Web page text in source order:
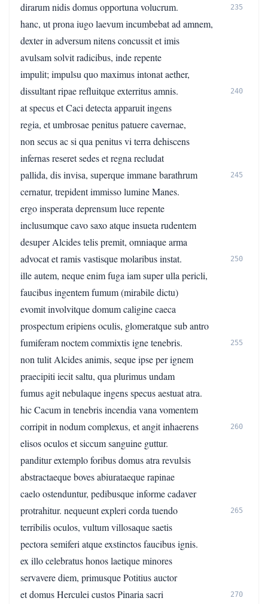
dirarum nidis domus opportuna volucrum. 235
hanc, ut prona iugo laevum incumbebat ad amnem,
dexter in adversum nitens concussit et imis
avulsam solvit radicibus, inde repente
impulit; impulsu quo maximus intonat aether,
dissultant ripae refluitque exterritus amnis.
240
at specus et Caci detecta apparuit ingens
regia, et umbrosae penitus patuere cavernae,
non secus ac si qua penitus vi terra dehiscens
infernas reseret sedes et regna recludat
pallida, dis invisa, superque immane barathrum
245
cernatur, trepident immisso lumine Manes.
ergo insperata deprensum luce repente
inclusumque cavo saxo atque insueta rudentem
desuper Alcides telis premit, omniaque arma
advocat et ramis vastisque molaribus instat.
250
ille autem, neque enim fuga iam super ulla pericli,
faucibus ingentem fumum (mirabile dictu)
evomit involvitque domum caligine caeca
prospectum eripiens oculis, glomeratque sub antro
fumiferam noctem commixtis igne tenebris.
255
non tulit Alcides animis, seque ipse per ignem
praecipiti iecit saltu, qua plurimus undam
fumus agit nebulaque ingens specus aestuat atra.
hic Cacum in tenebris incendia vana vomentem
corripit in nodum complexus, et angit inhaerens
260
elisos oculos et siccum sanguine guttur.
panditur extemplo foribus domus atra revulsis
abstractaeque boves abiurataeque rapinae
caelo ostenduntur, pedibusque informe cadaver
protrahitur. nequeunt expleri corda tuendo
265
terribilis oculos, vultum villosaque saetis
pectora semiferi atque exstinctos faucibus ignis.
ex illo celebratus honos laetique minores
servavere diem, primusque Potitius auctor
et domus Herculei custos Pinaria sacri
270